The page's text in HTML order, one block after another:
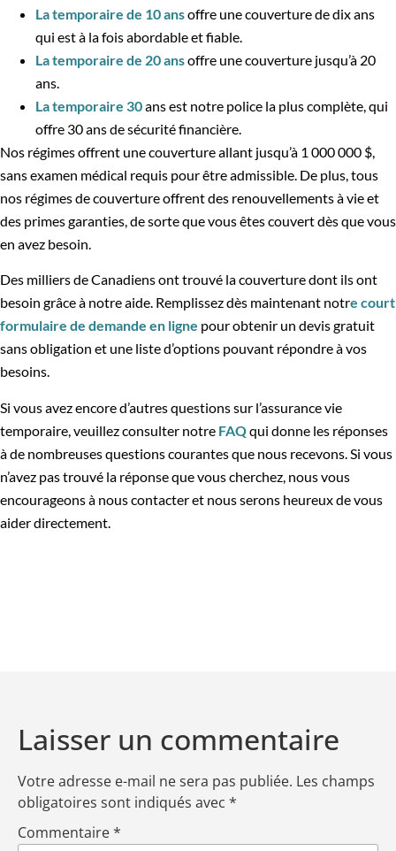
La temporaire de 10 ansoffre une couverture de dix ans
qui est à la fois abordable et fiable.
La temporaire de 20 ansoffre une couverture jusqu’à 20
ans.
La temporaire 30ans est notre police la plus complète, qui
offre 30 ans de sécurité financière.
Nos régimes offrent une couverture allant jusqu’à 1 000 000 $,
sans examen médical requis pour être admissible. De plus, tous
nos régimes de couverture offrent des renouvellements à vie et
des primes garanties, de sorte que vous êtes couvert dès que vous
en avez besoin.
Des milliers de Canadiens ont trouvé la couverture dont ils ont
besoin grâce à notre aide. Remplissez dès maintenant notre court
formulaire de demande en ligne pour obtenir un devis gratuit
sans obligation et une liste d’options pouvant répondre à vos
besoins.
Si vous avez encore d’autres questions sur l’assurance vie
temporaire, veuillez consulter notre FAQqui donne les réponses
à de nombreuses questions courantes que nous recevons. Si vous
n’avez pas trouvé la réponse que vous cherchez, nous vous
encourageons à nous contacter et nous serons heureux de vous
aider directement.
Laisser un commentaire
Votre adresse e-mail ne sera pas publiée. Les champs
obligatoires sont indiqués avec *
Commentaire*